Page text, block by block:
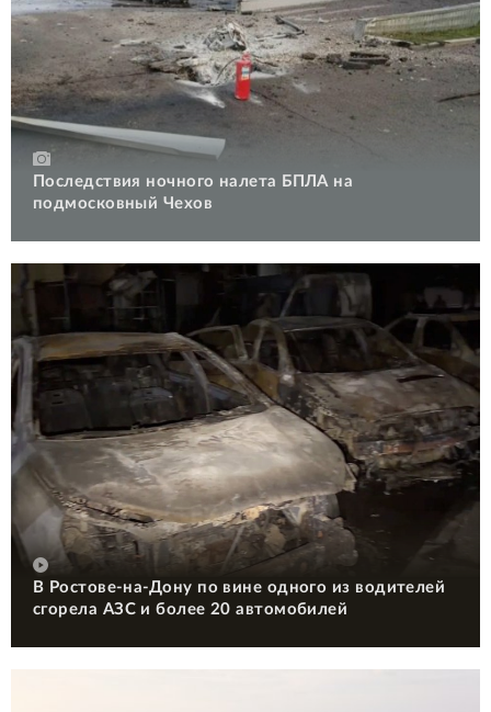
Последствия ночного налета БПЛА на
подмосковный Чехов
В Ростове-на-Дону по вине одного из водителей
сгорела АЗС и более 20 автомобилей